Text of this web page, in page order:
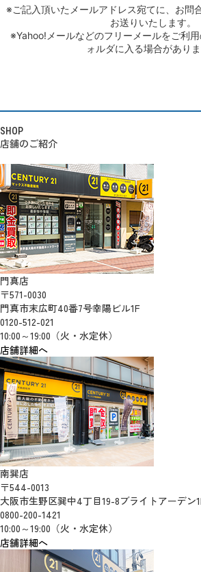
※ご記入頂いたメールアドレス宛てに、お問
お送りいたします。
※Yahoo!メールなどのフリーメールをご利
ォルダに入る場合がありま
SHOP
店舗のご紹介
門真店
〒571-0030
門真市末広町40番7号幸陽ビル1F
0120-512-021
10:00～19:00（火・水定休）
店舗詳細へ
南巽店
〒544-0013
大阪市生野区巽中4丁目19-8ブライトアーデン
0800-200-1421
10:00～19:00（火・水定休）
店舗詳細へ